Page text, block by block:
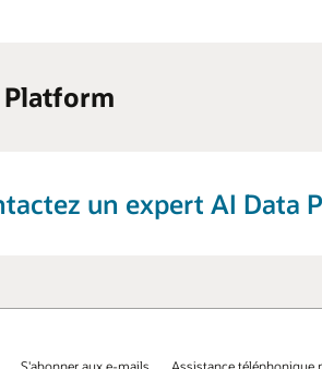
Platform
un expert AI Data